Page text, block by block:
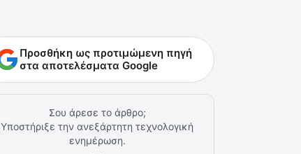
Προσθήκη ως προτιμώμενη πηγή
στα αποτελέσματα Google
Σου άρεσε το άρθρο;
Υποστήριξε την ανεξάρτητη τεχνολογική
ενημέρωση.